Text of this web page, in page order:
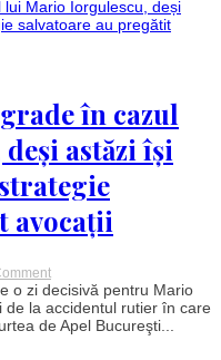
patru
copii,
prin
care
femeia
a
încercat
să
păcălească
anchetatorii
în cazul
astăzi își
avocații
on
Întorsătură
la
180
de
o zi decisivă pentru Mario
la accidentul rutier în care
de Apel Bucureşti...